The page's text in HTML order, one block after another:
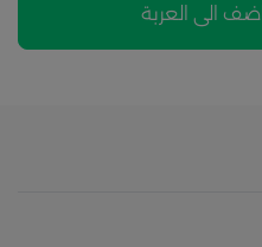
اضف الى العربة